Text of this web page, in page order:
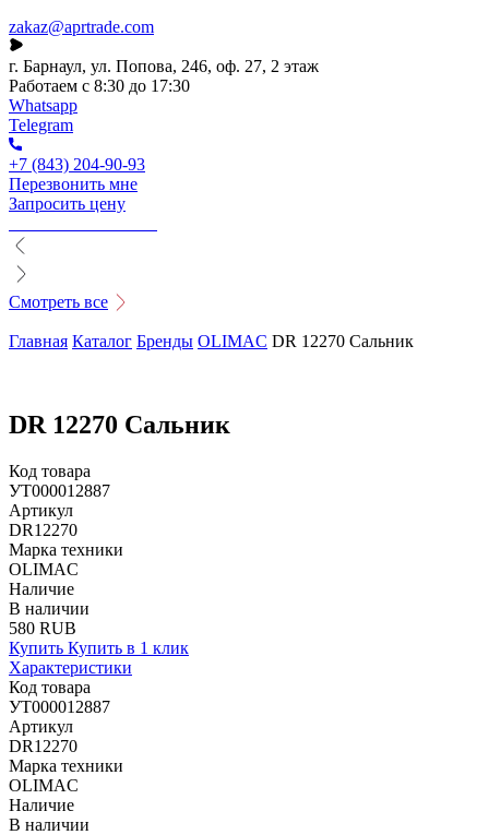
zakaz@aprtrade.com
г. Барнаул, ул. Попова, 246, оф. 27, 2 этаж
Работаем с 8:30 до 17:30
Whatsapp
Telegram
+7 (843) 204-90-93
Перезвонить мне
Запросить цену
Смотреть все
Главная Каталог Бренды OLIMAC DR 12270 Сальник
DR 12270 Сальник
Код товара
УТ000012887
Артикул
DR12270
Марка техники
OLIMAC
Наличие
В наличии
580 RUB
Купить Купить в 1 клик
Характеристики
Код товара
УТ000012887
Артикул
DR12270
Марка техники
OLIMAC
Наличие
В наличии